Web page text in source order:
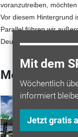
Mit dem
Wöchentlich
informiert
Jetzt gratis
voranzutreiben,
Vor diesem Hintergrund
Parallel führen wir
Deutschland."
Mehr zum